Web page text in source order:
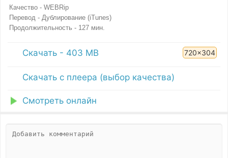
Качество - WEBRip
Перевод - Дублирование (iTunes)
Продолжительность - 127 мин.
Скачать - 403 MB 720x304
Скачать с плеера (выбор качества)
Смотреть онлайн